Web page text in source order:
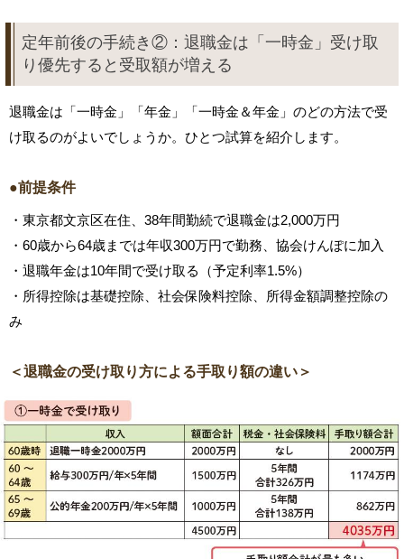
定年前後の手続き②：退職金は「一時金」受け取
り優先すると受取額が増える
退職金は「一時金」「年金」「一時金＆年金」のどの方法で受
け取るのがよいでしょうか。ひとつ試算を紹介します。
●前提条件
・東京都文京区在住、38年間勤続で退職金は2,000万円
・60歳から64歳までは年収300万円で勤務、協会けんぽに加入
・退職年金は10年間で受け取る（予定利率1.5%）
・所得控除は基礎控除、社会保険料控除、所得金額調整控除の
み
＜退職金の受け取り方による手取り額の違い＞